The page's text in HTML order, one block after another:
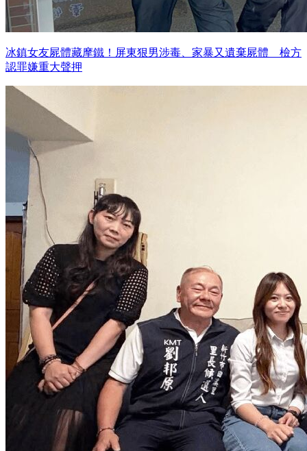
冰鎮女友屍體藏摩鐵！屏東狠男涉毒、家暴又遺棄屍體 檢方
認罪嫌重大聲押